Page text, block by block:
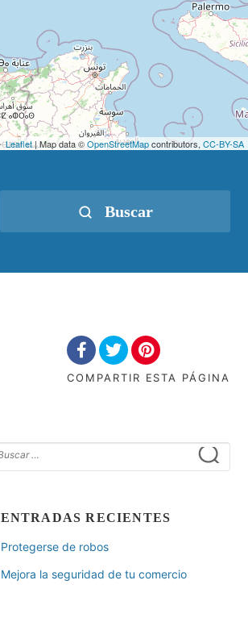
Leaflet| Map data ©OpenStreetMapcontributors, CC-BY-SA
Buscar
COMPARTIR ESTA PÁGINA
ENTRADAS RECIENTES
Protegerse de robos
Mejora la seguridad de tu comercio